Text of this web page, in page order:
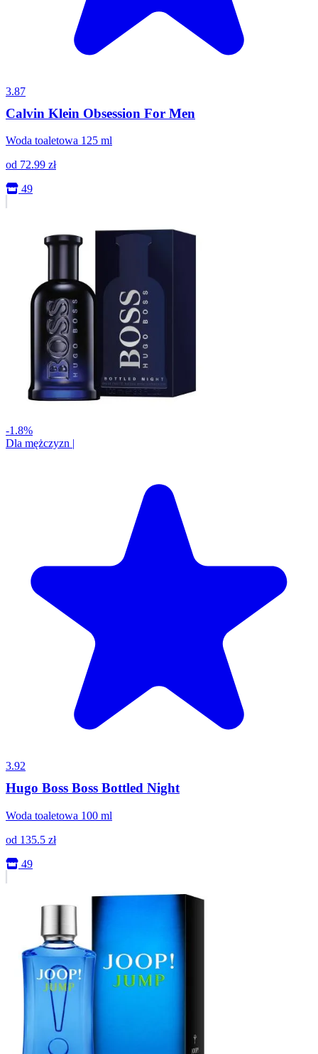
3.87
Calvin Klein Obsession For Men
Woda toaletowa 125 ml
od 72.99 zł
49
-1.8%
Dla mężczyzn
3.92
Hugo Boss Boss Bottled Night
Woda toaletowa 100 ml
od 135.5 zł
49